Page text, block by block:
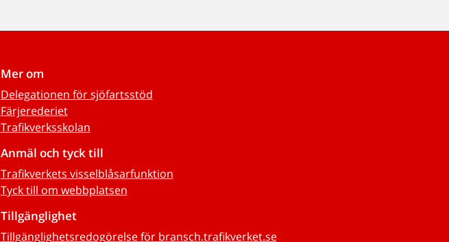
Mer om
Delegationen för sjöfartsstöd
Färjerederiet
Trafikverksskolan
Anmäl och tyck till
Trafikverkets visselblåsarfunktion
Tyck till om webbplatsen
Tillgänglighet
Tillgänglighetsredogörelse för bransch.trafikverket.se